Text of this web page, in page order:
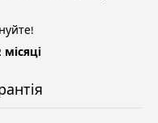
місяці